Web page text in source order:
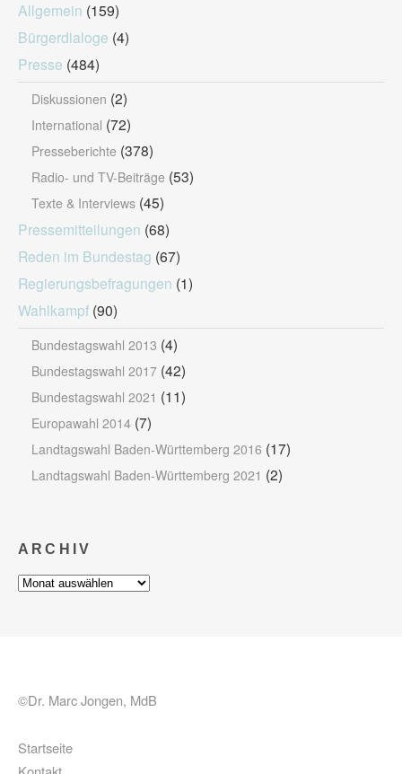
Allgemein (159)
Bürgerdialoge (4)
Presse (484)
Diskussionen (2)
International (72)
Presseberichte (378)
Radio- und TV-Beiträge (53)
Texte & Interviews (45)
Pressemitteilungen (68)
Reden im Bundestag (67)
Regierungsbefragungen (1)
Wahlkampf (90)
Bundestagswahl 2013 (4)
Bundestagswahl 2017 (42)
Bundestagswahl 2021 (11)
Europawahl 2014 (7)
Landtagswahl Baden-Württemberg 2016 (17)
Landtagswahl Baden-Württemberg 2021 (2)
ARCHIV
Archiv
©Dr. Marc Jongen, MdB
Startseite